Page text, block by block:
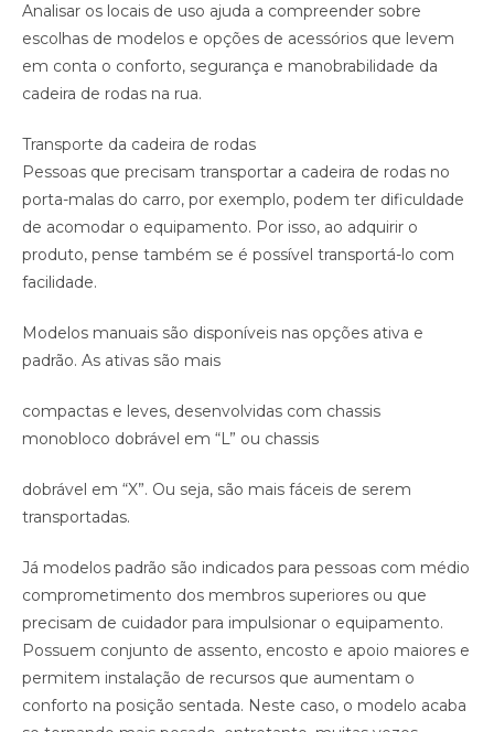
Analisar os locais de uso ajuda a compreender sobre
escolhas de modelos e opções de acessórios que levem
em conta o conforto, segurança e manobrabilidade da
cadeira de rodas na rua.
Transporte da cadeira de rodas
Pessoas que precisam transportar a cadeira de rodas no
porta-malas do carro, por exemplo, podem ter dificuldade
de acomodar o equipamento. Por isso, ao adquirir o
produto, pense também se é possível transportá-lo com
facilidade.
Modelos manuais são disponíveis nas opções ativa e
padrão. As ativas são mais
compactas e leves, desenvolvidas com chassis
monobloco dobrável em “L” ou chassis
dobrável em “X”. Ou seja, são mais fáceis de serem
transportadas.
Já modelos padrão são indicados para pessoas com médio
comprometimento dos membros superiores ou que
precisam de cuidador para impulsionar o equipamento.
Possuem conjunto de assento, encosto e apoio maiores e
permitem instalação de recursos que aumentam o
conforto na posição sentada. Neste caso, o modelo acaba